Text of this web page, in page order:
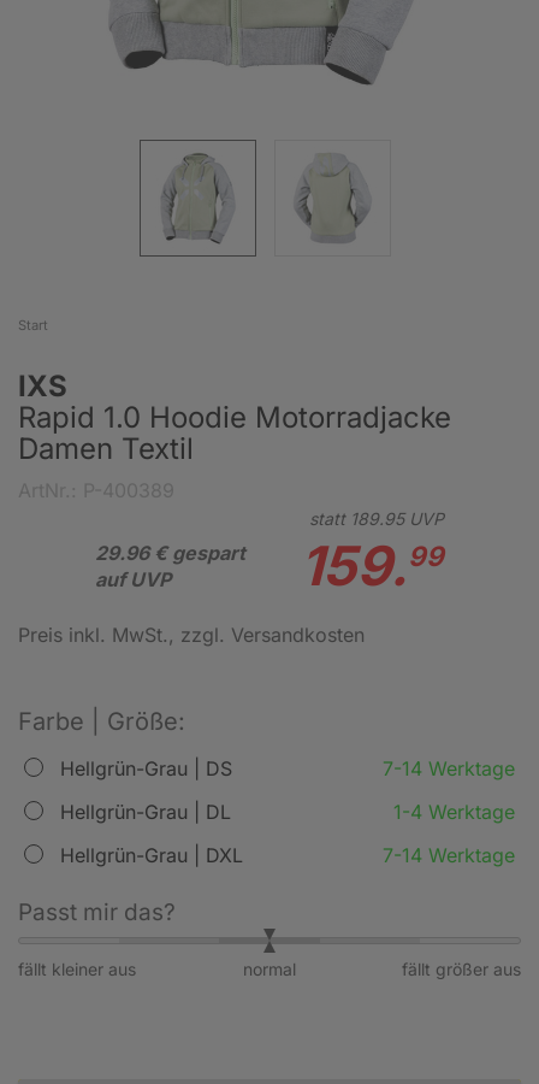
Start
IXS
Rapid 1.0 Hoodie Motorradjacke
Damen Textil
29.96 € gespart
auf UVP
statt 189.95UVP
159.99
Preis inkl. MwSt., zzgl. Versandkosten
Farbe | Größe:
Hellgrün-Grau | DS
7-14 Werktage
Hellgrün-Grau | DL
1-4 Werktage
Hellgrün-Grau | DXL
7-14 Werktage
Passt mir das?
fällt kleiner aus fällt größer aus
normal